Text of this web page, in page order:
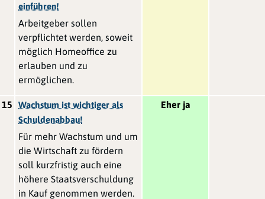
einführen!
Arbeitgeber sollen
verpflichtet werden, soweit
möglich Homeoffice zu
erlauben und zu
ermöglichen.
15
Wachstum ist wichtiger als
Schuldenabbau!
Für mehr Wachstum und um
die Wirtschaft zu fördern
soll kurzfristig auch eine
höhere Staatsverschuldung
in Kauf genommen werden.
Eher ja